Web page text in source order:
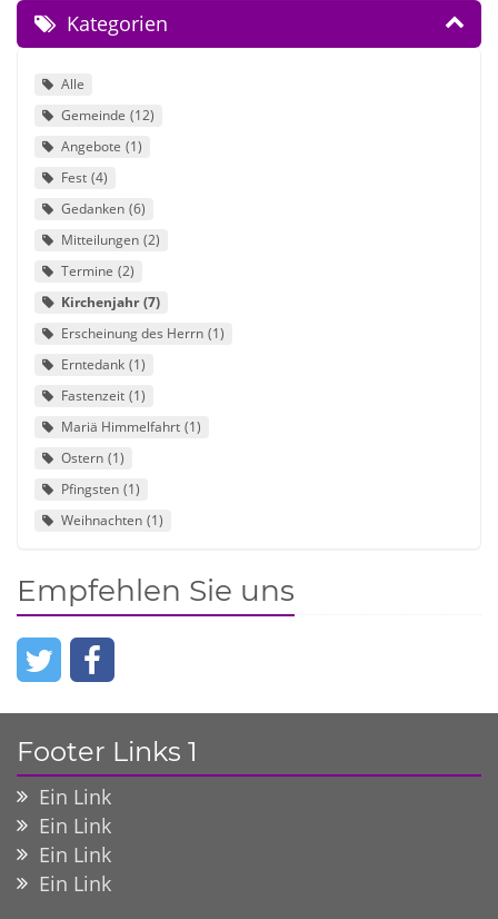
Kategorien
Alle
Gemeinde 12
Angebote 1
Fest 4
Gedanken 6
Mitteilungen 2
Termine 2
Kirchenjahr 7
Erscheinung des Herrn 1
Erntedank 1
Fastenzeit 1
Mariä Himmelfahrt 1
Ostern 1
Pfingsten 1
Weihnachten 1
Empfehlen Sie uns
Footer Links 1
Ein Link
Ein Link
Ein Link
Ein Link